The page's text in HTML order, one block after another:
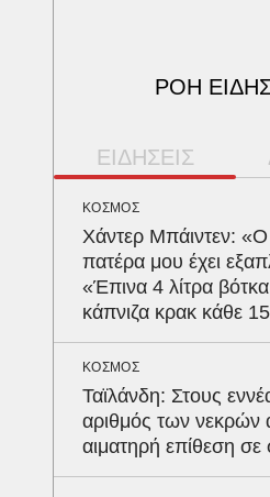
ΡΟΗ
ΕΙΔΗΣΕΙΣ
ΚΟΣΜΟΣ
Χάντερ Μπάιντεν: «Ο
πατέρα μου έχει
«Έπινα 4 λίτρα
κάπνιζα κρακ κάθε
ΚΟΣΜΟΣ
Ταϊλάνδη: Στους
αριθμός των νεκρών
αιματηρή επίθεση σε